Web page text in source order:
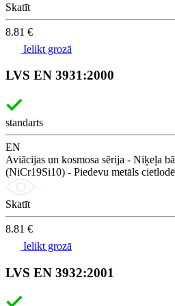
Skatīt
8.81 €
Ielikt grozā
LVS EN 3931:2000
standarts
EN
Aviācijas un kosmosa sērija - Niķeļa
(NiCr19Si10) - Piedevu metāls
Skatīt
8.81 €
Ielikt grozā
LVS EN 3932:2001